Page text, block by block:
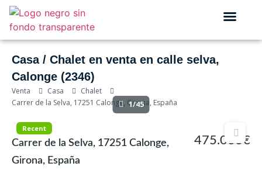
Casa / Chalet en venta en calle selva,
Calonge (2346)
Venta Casa
Chalet
Carrer de la Selva, 17251 Calonge, Girona, España
Recent
1/45
Carrer de la Selva, 17251 Calonge,
Girona, España
475.000€